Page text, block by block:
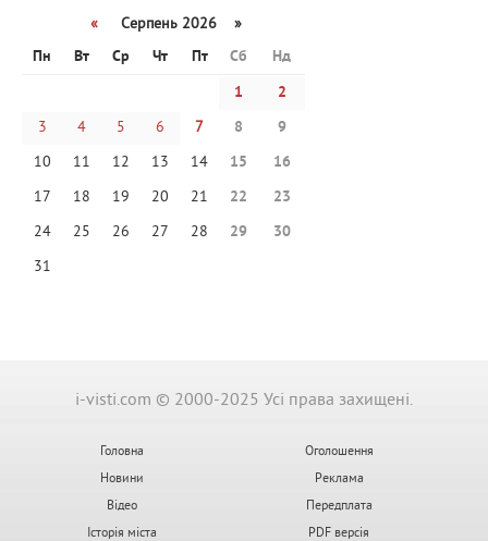
«
Серпень 2026 »
Пн
Вт Ср Чт Пт Сб
Нд
1
2
3
4 5 6 7 8
9
10
11 12 13 14 15
16
17
18 19 20 21 22
23
24
25 26 27 28 29
30
31
i-visti.com © 2000-2025 Усі права захищені.
Головна
Новини
Відео
Історія міста
Оголошення
Реклама
Передплата
PDF версія